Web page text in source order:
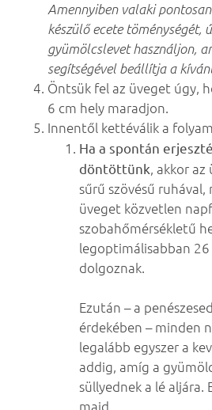
Amennyiben valaki
készülő ecete töménységét,
gyümölcslevet használjon,
segítségével beállítja a
Öntsük fel az üveget úgy,
6 cm hely maradjon.
Innentől kettéválik a
Ha a spontán
döntöttünk, akkor az
sűrű szövésű ruhával,
üveget közvetlen
szobahőmérsékletű
legoptimálisabban 26
dolgoznak.
Ezután – a
érdekében – minden
legalább egyszer a
addig, amíg a
süllyednek a lé
majd.